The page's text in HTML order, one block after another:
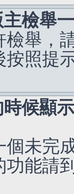
檢舉
檢舉，
按照提
候顯
個未完
功能請